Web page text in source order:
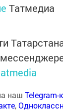
Татмедиа
наш Telegram-
,